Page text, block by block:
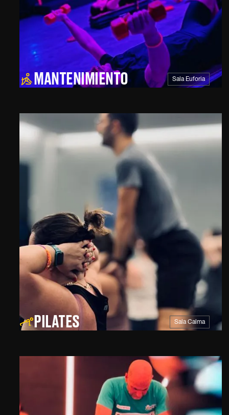
MANTENIMIENTO Sala Euforia
PILATES Sala Calma